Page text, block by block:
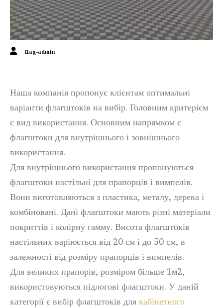
flag-admin
Наша компанія пропонує клієнтам оптимальні
варіанти флагштоків на вибір. Головним критерієм
є вид використання. Основним напрямком є
флагштоки для внутрішнього і зовнішнього
використання.
Для внутрішнього використання пропонуються
флагштоки настільні для прапорців і вимпелів.
Вони виготовляються з пластика, металу, дерева і
комбіновані. Дані флагштоки мають різні матеріали
покриттів і колірну гамму. Висота флагштоків
настільних варіюється від 20 см і до 50 см, в
залежності від розміру прапорців і вимпелів.
Для великих прапорів, розміром більше 1м2,
використовуються підлогові флагштоки. У даній
категорії є вибір флагштоків для кабінетного